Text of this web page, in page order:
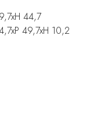
44,7
49,7xH 10,2